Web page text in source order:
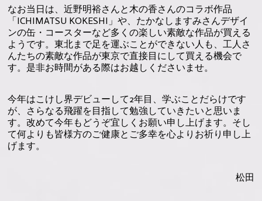
なお当日は、近野明裕さんと木の香さんのコラボ作品
「ICHIMATSU KOKESHI」や、たかなしますみさんデザイ
ンの缶・コースターなど多くの楽しい素敵な作品が買える
ようです。東北まで足を運ぶことができない人も、工人さ
んたちの素敵な作品が東京で直接目にして買える機会で
す。是非お時間がある際はお越しくださいませ。
今年はこけし界デビューして2年目、学ぶことだらけです
が、さらなる飛躍を目指して勉強していきたいと思いま
す。改めて今年もどうぞ宜しくお願い申し上げます。そし
て何よりも皆様方のご健康とご多幸を心よりお祈り申し上
げます。
松田